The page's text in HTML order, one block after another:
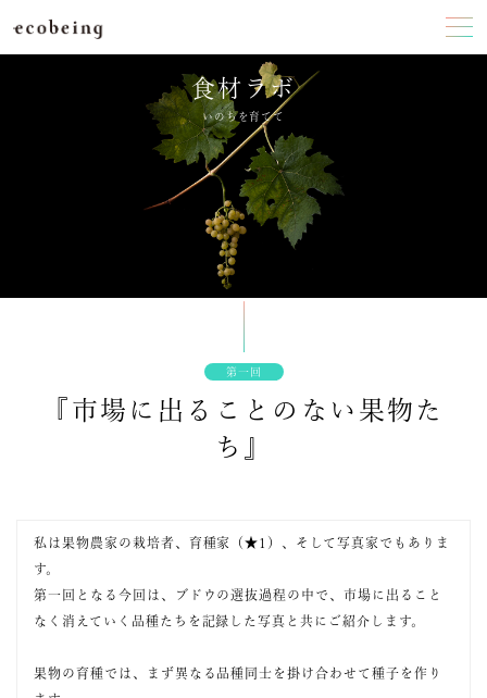
食材ラボ
いのちを育てて
第一回
『市場に出ることのない果物た
ち』
私は果物農家の栽培者、育種家（★1）、そして写真家でもありま
す。
第一回となる今回は、ブドウの選抜過程の中で、市場に出ること
なく消えていく品種たちを記録した写真と共にご紹介します。
果物の育種では、まず異なる品種同士を掛け合わせて種子を作り